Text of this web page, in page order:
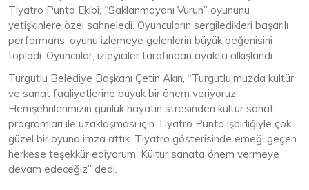
Tiyatro Punta Ekibi, “Saklanmayanı Vurun” oyununu
yetişkinlere özel sahneledi. Oyuncuların sergiledikleri başarılı
performans, oyunu izlemeye gelenlerin büyük beğenisini
topladı. Oyuncular, izleyiciler tarafından ayakta alkışlandı.
Turgutlu Belediye Başkanı Çetin Akın, “Turgutlu’muzda kültür
ve sanat faaliyetlerine büyük bir önem veriyoruz.
Hemşehrilerimizin günlük hayatın stresinden kültür sanat
programları ile uzaklaşması için Tiyatro Punta işbirliğiyle çok
güzel bir oyuna imza attık. Tiyatro gösterisinde emeği geçen
herkese teşekkür ediyorum. Kültür sanata önem vermeye
devam edeceğiz” dedi.